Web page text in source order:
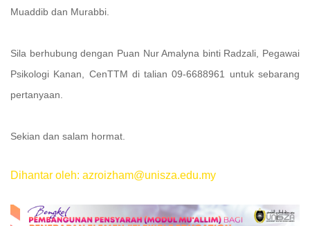
Muaddib dan Murabbi.
Sila berhubung dengan Puan Nur Amalyna binti Radzali, Pegawai
Psikologi Kanan, CenTTM di talian 09-6688961 untuk sebarang
pertanyaan.
Sekian dan salam hormat.
Dihantar oleh: azroizham@unisza.edu.my